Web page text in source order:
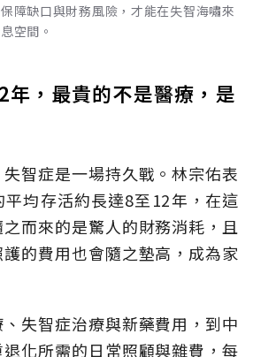
障缺口與財務風險，才能在失智海嘯來
空間。
，最貴的不是醫療，是
智症是一場持久戰。林宗佑表
均存活約長達8至12年，在這
而來的是驚人的財務消耗，且
的費用也會隨之墊高，成為家
失智症治療與新藥費用，到中
化所需的日常照顧與雜費，每